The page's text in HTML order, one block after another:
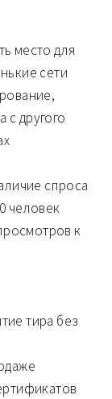
место для
сети
другого
спроса
человек
к
тира без